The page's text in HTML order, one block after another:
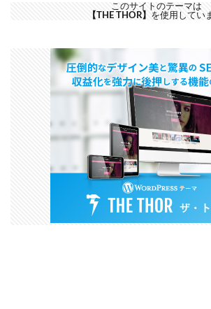
このサイトのテーマは
【THE THOR】
を使用してい